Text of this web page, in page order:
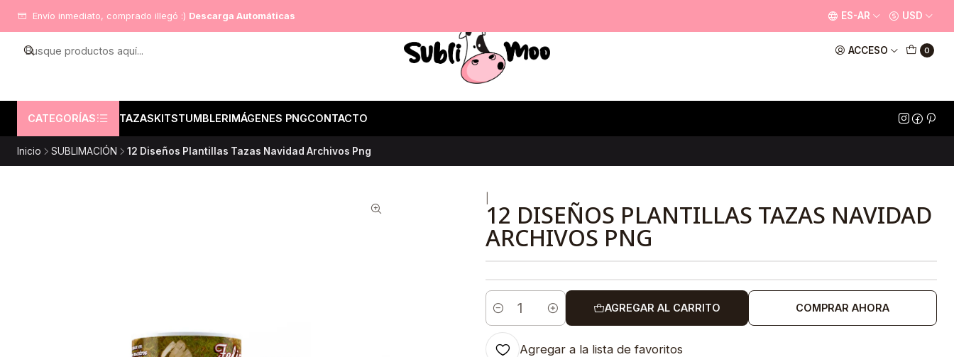
ACCESO 0
CATEGORÍAS TAZASKITSTUMBLERIMÁGENES PNGCONTACTO
Envío inmediato, comprado illegó :) Descarga Automáticas ES-AR USD
Inicio SUBLIMACIÓN 12 Diseños Plantillas Tazas Navidad Archivos Png
12 DISEÑOS PLANTILLAS TAZAS NAVIDAD
ARCHIVOS PNG
Cantidad
AGREGAR AL CARRITO COMPRAR AHORA
Agregar a la lista de favoritos